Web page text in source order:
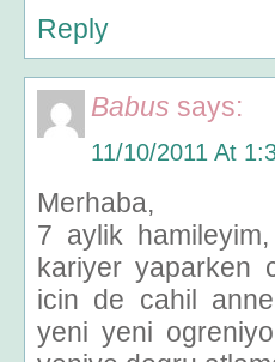
Reply
Babus says:
11/10/2011 At
Merhaba,
7 aylik
kariyer yaparken
icin de cahil
yeni yeni